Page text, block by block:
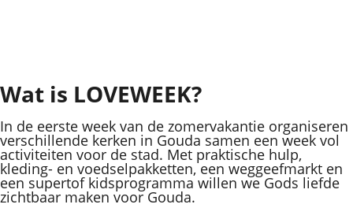
Wat is LOVEWEEK?
In de eerste week van de zomervakantie organiseren
verschillende kerken in Gouda samen een week vol
activiteiten voor de stad. Met praktische hulp,
kleding- en voedselpakketten, een weggeefmarkt en
een supertof kidsprogramma willen we Gods liefde
zichtbaar maken voor Gouda.